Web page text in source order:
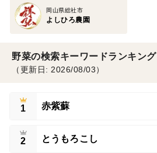
岡山県総社市
よしひろ農園
野菜の検索キーワードランキング
（更新日: 2026/08/03）
1 赤紫蘇
2 とうもろこし